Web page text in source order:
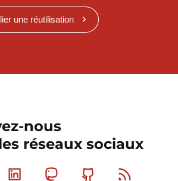
une réutilisation
nous
réseaux sociaux
Linkedin MastodonGithub